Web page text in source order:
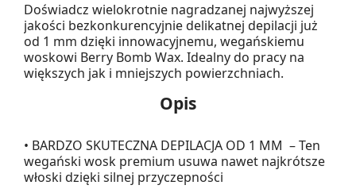
Doświadcz wielokrotnie nagradzanej najwyższej
jakości bezkonkurencyjnie delikatnej depilacji już
od 1 mm dzięki innowacyjnemu, wegańskiemu
woskowi Berry Bomb Wax. Idealny do pracy na
większych jak i mniejszych powierzchniach.
Opis
• BARDZO SKUTECZNA DEPILACJA OD 1 MM – Ten
wegański wosk premium usuwa nawet najkrótsze
włoski dzięki silnej przyczepności